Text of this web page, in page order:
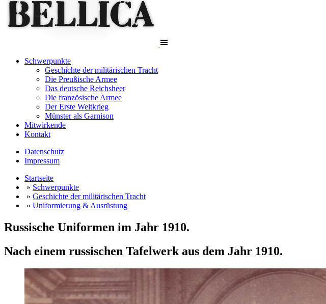
Schwerpunkte
Geschichte der militärischen Tracht
Die Preußische Armee
Das deutsche Reichsheer
Die französische Armee
Der Erste Weltkrieg
Münster als Garnison
Mitwirkende
Kontakt
Datenschutz
Impressum
Startseite
» Schwerpunkte
» Geschichte der militärischen Tracht
» Uniformierung & Ausrüstung
Russische Uniformen im Jahr 1910.
Nach einem russischen Tafelwerk aus dem Jahr 1910.